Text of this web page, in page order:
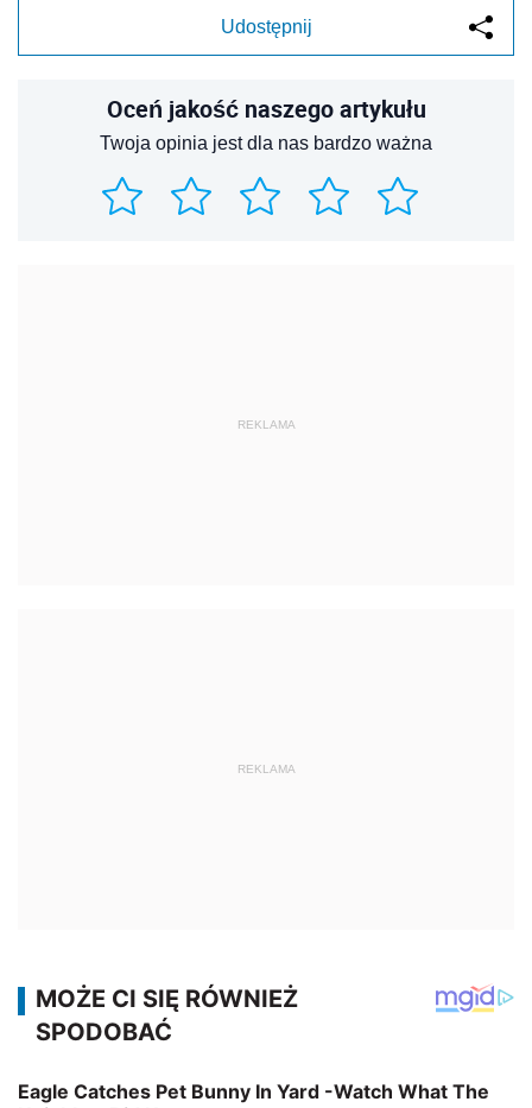
Udostępnij
Oceń jakość naszego artykułu
Twoja opinia jest dla nas bardzo ważna
REKLAMA
REKLAMA